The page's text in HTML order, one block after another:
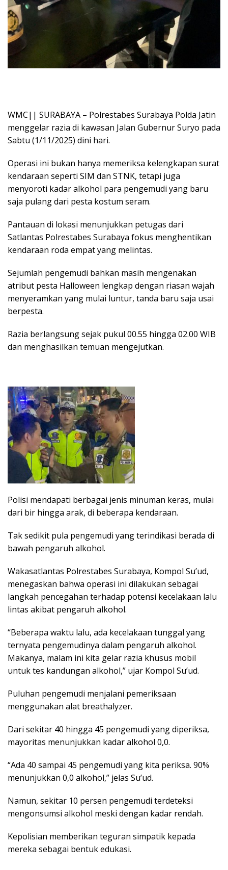
WMC|| SURABAYA – Polrestabes Surabaya Polda Jatin
menggelar razia di kawasan Jalan Gubernur Suryo pada
Sabtu (1/11/2025) dini hari.
Operasi ini bukan hanya memeriksa kelengkapan surat
kendaraan seperti SIM dan STNK, tetapi juga
menyoroti kadar alkohol para pengemudi yang baru
saja pulang dari pesta kostum seram.
Pantauan di lokasi menunjukkan petugas dari
Satlantas Polrestabes Surabaya fokus menghentikan
kendaraan roda empat yang melintas.
Sejumlah pengemudi bahkan masih mengenakan
atribut pesta Halloween lengkap dengan riasan wajah
menyeramkan yang mulai luntur, tanda baru saja usai
berpesta.
Razia berlangsung sejak pukul 00.55 hingga 02.00 WIB
dan menghasilkan temuan mengejutkan.
Polisi mendapati berbagai jenis minuman keras, mulai
dari bir hingga arak, di beberapa kendaraan.
Tak sedikit pula pengemudi yang terindikasi berada di
bawah pengaruh alkohol.
Wakasatlantas Polrestabes Surabaya, Kompol Su’ud,
menegaskan bahwa operasi ini dilakukan sebagai
langkah pencegahan terhadap potensi kecelakaan lalu
lintas akibat pengaruh alkohol.
“Beberapa waktu lalu, ada kecelakaan tunggal yang
ternyata pengemudinya dalam pengaruh alkohol.
Makanya, malam ini kita gelar razia khusus mobil
untuk tes kandungan alkohol,” ujar Kompol Su’ud.
Puluhan pengemudi menjalani pemeriksaan
menggunakan alat breathalyzer.
Dari sekitar 40 hingga 45 pengemudi yang diperiksa,
mayoritas menunjukkan kadar alkohol 0,0.
“Ada 40 sampai 45 pengemudi yang kita periksa. 90%
menunjukkan 0,0 alkohol,” jelas Su’ud.
Namun, sekitar 10 persen pengemudi terdeteksi
mengonsumsi alkohol meski dengan kadar rendah.
Kepolisian memberikan teguran simpatik kepada
mereka sebagai bentuk edukasi.